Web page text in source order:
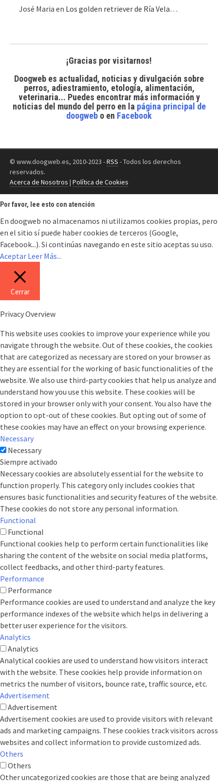
José Maria en Los golden retriever de Ría Vela…
¡Gracias por visitarnos!
Doogweb es actualidad, noticias y divulgación sobre
perros, adiestramiento, etología, alimentación,
veterinaria... Puedes encontrar más información y
noticias del mundo del perroen la página principal de
doogweb o en Facebook
© www.doogweb.es, 2010-2023 -RSS - Todos los derechos
reservados.
Acerca de Nosotros | Política de Cookies
Por favor, lee esto con atención
En doogweb no almacenamos ni utilizamos cookies propias, pero
en el sitio sí puede haber cookies de terceros (Google,
Facebook...). Si continúas navegando en este sitio aceptas su uso.
Aceptar Leer Más...
Cerrar
Privacy Overview
This website uses cookies to improve your experience while you
navigate through the website. Out of these cookies, the cookies
that are categorized as necessary are stored on your browser as
they are essential for the working of basic functionalities of the
website. We also use third-party cookies that help us analyze and
understand how you use this website. These cookies will be
stored in your browser only with your consent. You also have the
option to opt-out of these cookies. But opting out of some of
these cookies may have an effect on your browsing experience.
Necessary
Necessary
Siempre activado
Necessary cookies are absolutely essential for the website to
function properly. This category only includes cookies that
ensures basic functionalities and security features of the website.
These cookies do not store any personal information.
Functional
Functional
Functional cookies help to perform certain functionalities like
sharing the content of the website on social media platforms,
collect feedbacks, and other third-party features.
Performance
Performance
Performance cookies are used to understand and analyze the key
performance indexes of the website which helps in delivering a
better user experience for the visitors.
Analytics
Analytics
Analytical cookies are used to understand how visitors interact
with the website. These cookies help provide information on
metrics the number of visitors, bounce rate, traffic source, etc.
Advertisement
Advertisement
Advertisement cookies are used to provide visitors with relevant
ads and marketing campaigns. These cookies track visitors across
websites and collect information to provide customized ads.
Others
Others
Other uncategorized cookies are those that are being analyzed